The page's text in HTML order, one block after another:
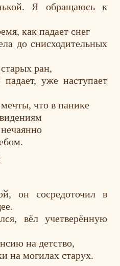
Я обращаюсь к
как падает снег
до снисходительных
ран,
уже наступает
что в панике
он сосредоточил в
вёл учетверённую
на детство,
на могилах старух.